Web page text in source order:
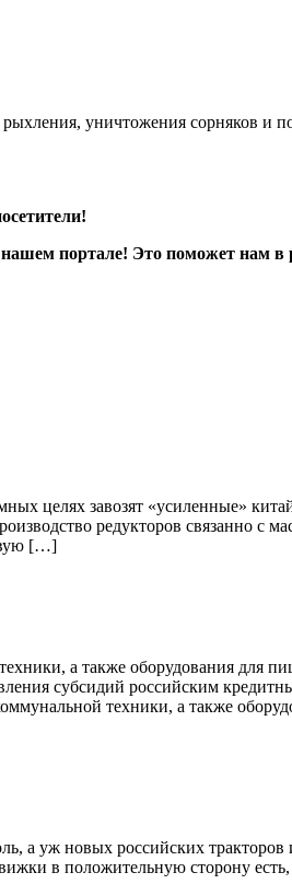
уничтожения сорняков и
портале! Это поможет нам в
целях завозят «усиленные»
редукторов связанно с
[…]
а также оборудования
субсидий российским
техники, а также
а уж новых российских
в положительную сторону